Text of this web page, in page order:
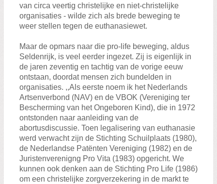
van circa veertig christelijke en niet-christelijke
organisaties - wilde zich als brede beweging te
weer stellen tegen de euthanasiewet.
Maar de opmars naar die pro-life beweging, aldus
Seldenrijk, is veel eerder ingezet. Zij is eigenlijk in
de jaren zeventig en tachtig van de vorige eeuw
ontstaan, doordat mensen zich bundelden in
organisaties. ,,Als eerste noem ik het Nederlands
Artsenverbond (NAV) en de VBOK (Vereniging ter
Bescherming van het Ongeboren Kind), die in 1972
ontstonden naar aanleiding van de
abortusdiscussie. Toen legalisering van euthanasie
werd verwacht zijn de Stichting Schuilplaats (1980),
de Nederlandse Patënten Vereniging (1982) en de
Juristenverenigng Pro Vita (1983) opgericht. We
kunnen ook denken aan de Stichting Pro Life (1986)
om een christelijke zorgverzekering in de markt te